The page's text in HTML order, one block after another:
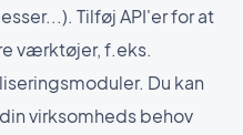
Tilføj API'er for at
værktøjer, f.eks.
Du kan
virksomheds behov